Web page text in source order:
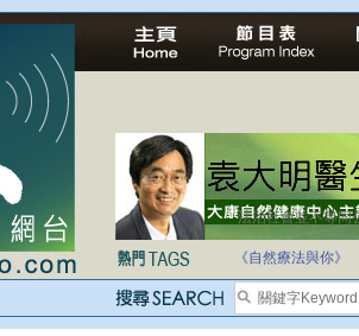
法治社會並不等同
《自然療法與你》